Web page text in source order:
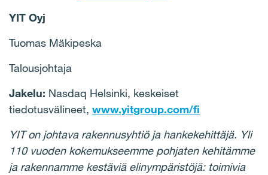
YIT Oyj
Tuomas Mäkipeska
Talousjohtaja
Jakelu: Nasdaq Helsinki, keskeiset
tiedotusvälineet, www.yitgroup.com/fi
YIT on johtava rakennusyhtiö ja hankekehittäjä. Yli
110 vuoden kokemukseemme pohjaten kehitämme
ja rakennamme kestäviä elinympäristöjä: toimivia